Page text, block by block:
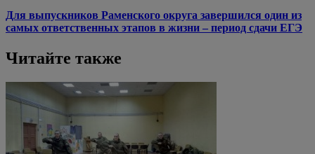
Для выпускников Раменского округа завершился один из
самых ответственных этапов в жизни – период сдачи ЕГЭ
Читайте также